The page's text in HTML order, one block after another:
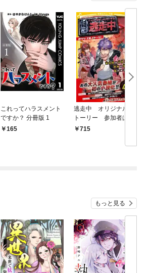
これってハラスメント
ですか？ 分冊版 1
165
逃走中 オリジナルス
トーリー 参加者は小
学生！？ 渋谷の街を
715
もっと見る